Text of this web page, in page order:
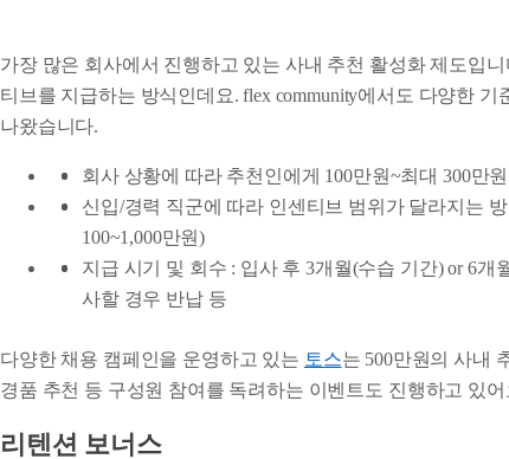
가장 많은 회사에서 진행하고 있는 사내 추천 활성화 제도입
티브를 지급하는 방식인데요. flex community에서도 다양한
나왔습니다.
회사 상황에 따라 추천인에게 100만원~최대 300만
신입/경력 직군에 따라 인센티브 범위가 달라지는
100~1,000만원)
지급 시기 및 회수 : 입사 후 3개월(수습 기간) or 6개
사할 경우 반납 등
다양한 채용 캠페인을 운영하고 있는 토스는 500만원의 사내
경품 추천 등 구성원 참여를 독려하는 이벤트도 진행하고 있어
리텐션 보너스